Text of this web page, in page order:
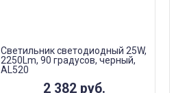
Светильник светодиодный 25W,
2250Lm, 90 градусов, черный,
AL520
2 382 руб.